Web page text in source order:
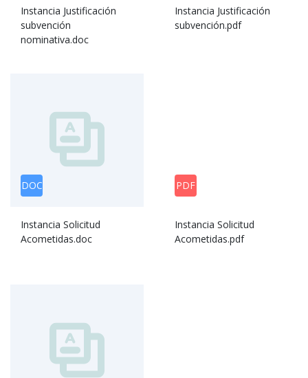
Instancia Justificación
subvención
nominativa.doc
Instancia Justificación
subvención.pdf
DOC
Instancia Solicitud
Acometidas.doc
PDF
Instancia Solicitud
Acometidas.pdf